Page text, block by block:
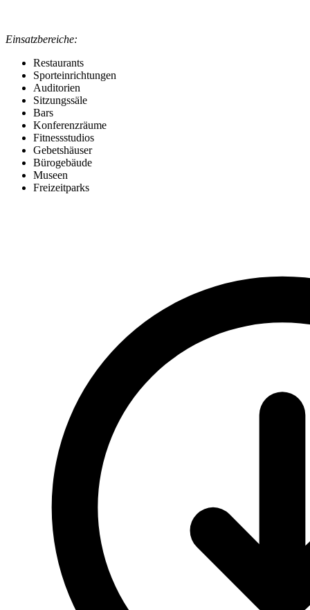
Einsatzbereiche:
Restaurants
Sporteinrichtungen
Auditorien
Sitzungssäle
Bars
Konferenzräume
Fitnessstudios
Gebetshäuser
Bürogebäude
Museen
Freizeitparks